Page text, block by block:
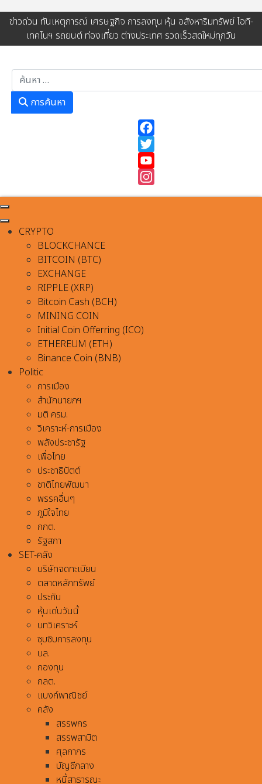
ข่าวด่วน ทันเหตุการณ์ เศรษฐกิจ การลงทุน หุ้น อสังหาริมทรัพย์ ไอที-
เทคโนฯ รถยนต์ ท่องเที่ยว ต่างประเทศ รวดเร็วสดใหม่ทุกวัน
การค้นหา
Instagram
CRYPTO
BLOCKCHANCE
BITCOIN (BTC)
EXCHANGE
RIPPLE (XRP)
Bitcoin Cash (BCH)
MINING COIN
Initial Coin Offerring (ICO)
ETHEREUM (ETH)
Binance Coin (BNB)
Politic
การเมือง
สำนักนายกฯ
มติ ครม.
วิเคราะห์-การเมือง
พลังประชารัฐ
เพื่อไทย
ประชาธิปัตต์
ชาติไทยพัฒนา
พรรคอื่นๆ
ภูมิใจไทย
กกต.
รัฐสภา
SET-คลัง
บริษัทจดทะเบียน
ตลาดหลักทรัพย์
ประกัน
หุ้นเด่นวันนี้
บทวิเคราะห์
ซุบซิบการลงทุน
บล.
กองทุน
กลต.
แบงก์พาณิชย์
คลัง
สรรพกร
สรรพสามิต
ศุลกากร
บัญชีกลาง
หนี้สาธารณะ